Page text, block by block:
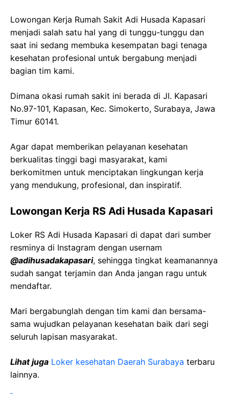
Lowongan Kerja Rumah Sakit Adi Husada Kapasari
menjadi salah satu hal yang di tunggu-tunggu dan
saat ini sedang membuka kesempatan bagi tenaga
kesehatan profesional untuk bergabung menjadi
bagian tim kami.
Dimana okasi rumah sakit ini berada di Jl. Kapasari
No.97-101, Kapasan, Kec. Simokerto, Surabaya, Jawa
Timur 60141.
Agar dapat memberikan pelayanan kesehatan
berkualitas tinggi bagi masyarakat, kami
berkomitmen untuk menciptakan lingkungan kerja
yang mendukung, profesional, dan inspiratif.
Lowongan Kerja RS Adi Husada Kapasari
Loker RS Adi Husada Kapasari di dapat dari sumber
resminya di Instagram dengan usernam
@adihusadakapasari, sehingga tingkat keamanannya
sudah sangat terjamin dan Anda jangan ragu untuk
mendaftar.
Mari bergabunglah dengan tim kami dan bersama-
sama wujudkan pelayanan kesehatan baik dari segi
seluruh lapisan masyarakat.
Lihat juga Loker kesehatan Daerah Surabaya terbaru
lainnya.